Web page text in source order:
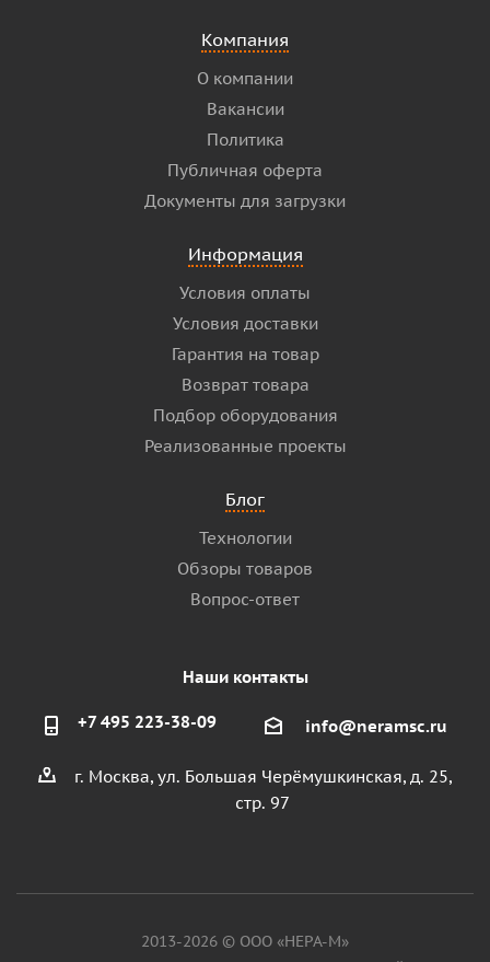
Компания
О компании
Вакансии
Политика
Публичная оферта
Документы для загрузки
Информация
Условия оплаты
Условия доставки
Гарантия на товар
Возврат товара
Подбор оборудования
Реализованные проекты
Блог
Технологии
Обзоры товаров
Вопрос-ответ
Наши контакты
+7 495 223-38-09 info@neramsc.ru
г. Москва, ул. Большая Черёмушкинская, д. 25,
стр. 97
2013-2026 © ООО «НЕРА-М»